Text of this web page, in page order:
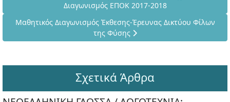
Διαγωνισμός ΕΠΟΚ 2017-2018
Επόμενο άρθρο: Μαθητικός Διαγωνισμός Έκθεσης-Έρευνας
Μαθητικός Διαγωνισμός Έκθεσης-Έρευνας Δικτύου Φίλων
της Φύσης
Σχετικά Άρθρα